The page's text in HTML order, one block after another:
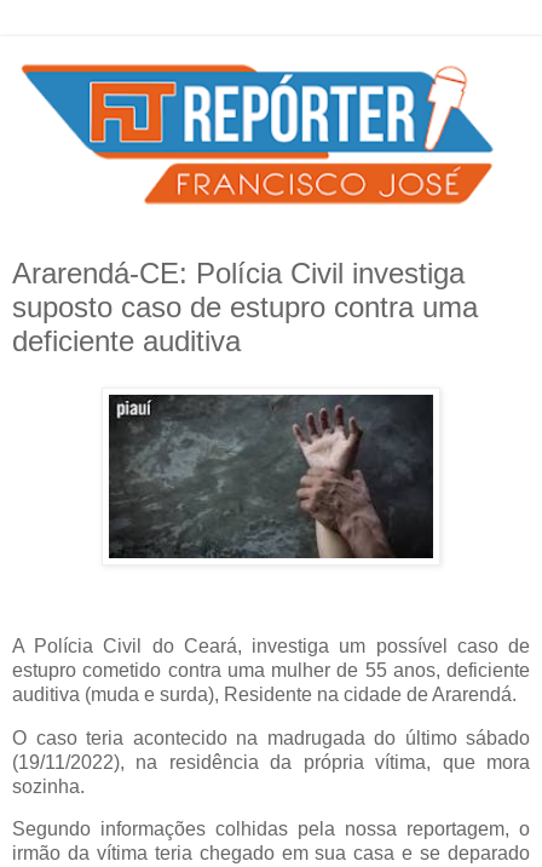
Ararendá-CE: Polícia Civil investiga
suposto caso de estupro contra uma
deficiente auditiva
A Polícia Civil do Ceará, investiga um possível caso de
estupro cometido contra uma mulher de 55 anos, deficiente
auditiva (muda e surda), Residente na cidade de Ararendá.
O caso teria acontecido na madrugada do último sábado
(19/11/2022), na residência da própria vítima, que mora
sozinha.
Segundo informações colhidas pela nossa reportagem, o
irmão da vítima teria chegado em sua casa e se deparado